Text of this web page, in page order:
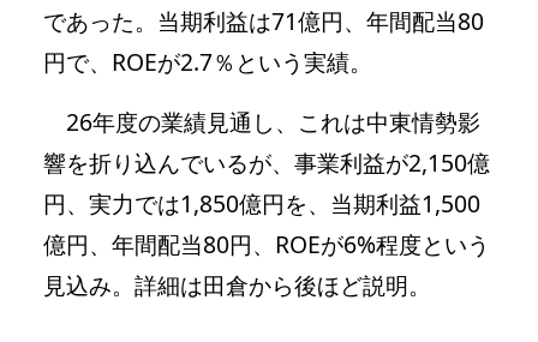
であった。当期利益は71億円、年間配当80
円で、ROEが2.7％という実績。
26年度の業績見通し、これは中東情勢影
響を折り込んでいるが、事業利益が2,150億
円、実力では1,850億円を、当期利益1,500
億円、年間配当80円、ROEが6%程度という
見込み。詳細は田倉から後ほど説明。